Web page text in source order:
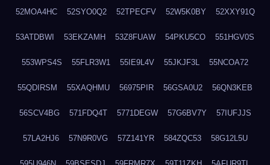
52MOA4HC 52SYO0Q2 52TPECFV 52W5K0BY 52XXY91Q
53ATDBWI 53EKZAMH 53Z8FUAW 54PKU5CO 551HGV0S
553WPS4S 55FLR3W1 55IE9L4V 55JKJF3L 55NCOA72
55QDIRSM 55XAQHMU 56975PIR 56GSA0U2 56QN3KEB
56SCV4BG 571FDQ4T 5771DEGW 57G6BV7Y 57IUFJJS
57LA2HJ6 57N9R0VG 57Z141YR 584ZQC53 58G12L5U